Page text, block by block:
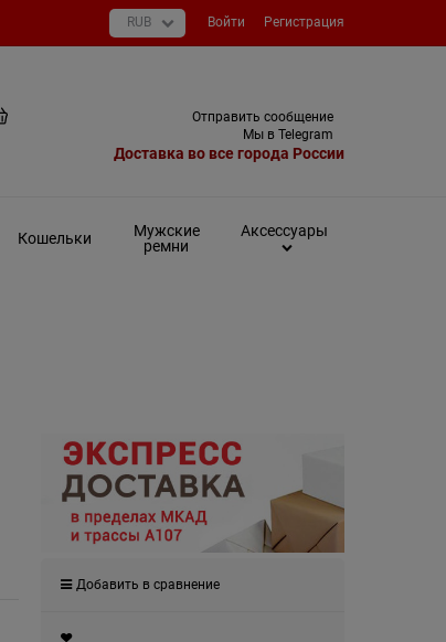
Войти Регистрация
Отправить сообщение
Мы в Telegram
Доставка во все города России
Кошельки
Мужские
ремни
Аксессуары
Добавить в сравнение